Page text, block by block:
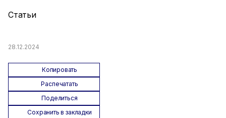
Статьи
28.12.2024
Копировать
Распечатать
Поделиться
Сохранить в закладки